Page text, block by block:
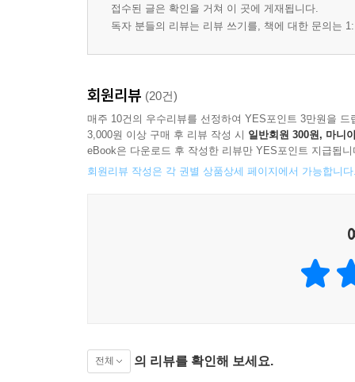
접수된 글은 확인을 거쳐 이 곳에 게재됩니다.
독자 분들의 리뷰는 리뷰 쓰기를, 책에 대한 문의는
회원리뷰 (20건)
매주 10건의 우수리뷰를 선정하여 YES포인트 3만원을 드
3,000원 이상 구매 후 리뷰 작성 시 일반회원 300원, 마니
eBook은 다운로드 후 작성한 리뷰만 YES포인트 지급됩니
회원리뷰 작성은 각 권별 상품상세 페이지에서 가능합니
전체 의 리뷰를 확인해 보세요.